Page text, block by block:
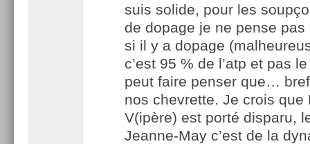
suis solide, pour les
de dopage je ne pense pas
si il y a dopage
c’est 95 % de l’atp et pas
peut faire penser que…
nos chevrette. Je crois que
V(ipère) est porté disparu,
Jeanne-May c’est de la